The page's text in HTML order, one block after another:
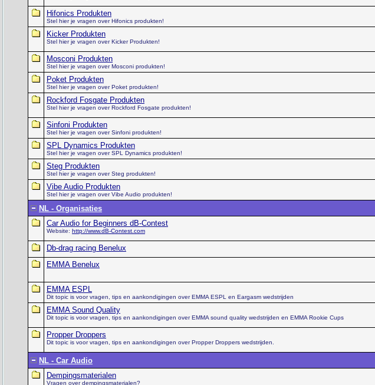
Hifonics Produkten
Stel hier je vragen over Hifonics produkten!
Kicker Produkten
Stel hier je vragen over Kicker Produkten!
Mosconi Produkten
Stel hier je vragen over Mosconi produkten!
Poket Produkten
Stel hier je vragen over Poket produkten!
Rockford Fosgate Produkten
Stel hier je vragen over Rockford Fosgate produkten!
Sinfoni Produkten
Stel hier je vragen over Sinfoni produkten!
SPL Dynamics Produkten
Stel hier je vragen over SPL Dynamics produkten!
Steg Produkten
Stel hier je vragen over Steg produkten!
Vibe Audio Produkten
Stel hier je vragen over Vibe Audio produkten!
NL - Organisaties
Car Audio for Beginners dB-Contest
Website: http://www.dB-Contest.com
Db-drag racing Benelux
EMMA Benelux
EMMA ESPL
Dit topic is voor vragen, tips en aankondigingen over EMMA ESPL en Eargasm wedstrijden
EMMA Sound Quality
Dit topic is voor vragen, tips en aankondigingen over EMMA sound quality wedstrijden en EMMA Rookie Cups
Propper Droppers
Dit topic is voor vragen, tips en aankondigingen over Propper Droppers wedstrijden.
NL - Car Audio
Dempingsmaterialen
Vragen over dempingsmaterialen?